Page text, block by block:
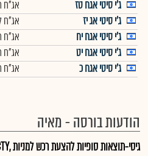
ג'י סיטי אגח טז
אג"ח
ג'י סיטי אג יז
אג"ח
ג'י סיטי אגח יח
אג"ח
ג'י סיטי אגח יט
אג"ח
ג'י סיטי אגח כ
אג"ח
הודעות בורסה - מאיה
גיסי-תוצאות סופיות להצעת רכש למניות ,CTYמחזיקה ...%89.68